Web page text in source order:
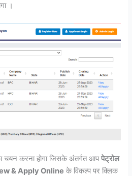
।
करना होगा जिसके अंतर्गत आपपेट्रोल
& Apply Online के विकल्प पर क्लिक